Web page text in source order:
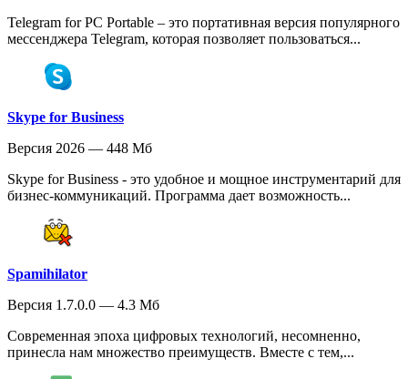
Telegram for PC Portable – это портативная версия популярного
мессенджера Telegram, которая позволяет пользоваться...
Skype for Business
Версия 2026 — 448 Мб
Skype for Business - это удобное и мощное инструментарий для
бизнес-коммуникаций. Программа дает возможность...
Spamihilator
Версия 1.7.0.0 — 4.3 Мб
Современная эпоха цифровых технологий, несомненно,
принесла нам множество преимуществ. Вместе с тем,...